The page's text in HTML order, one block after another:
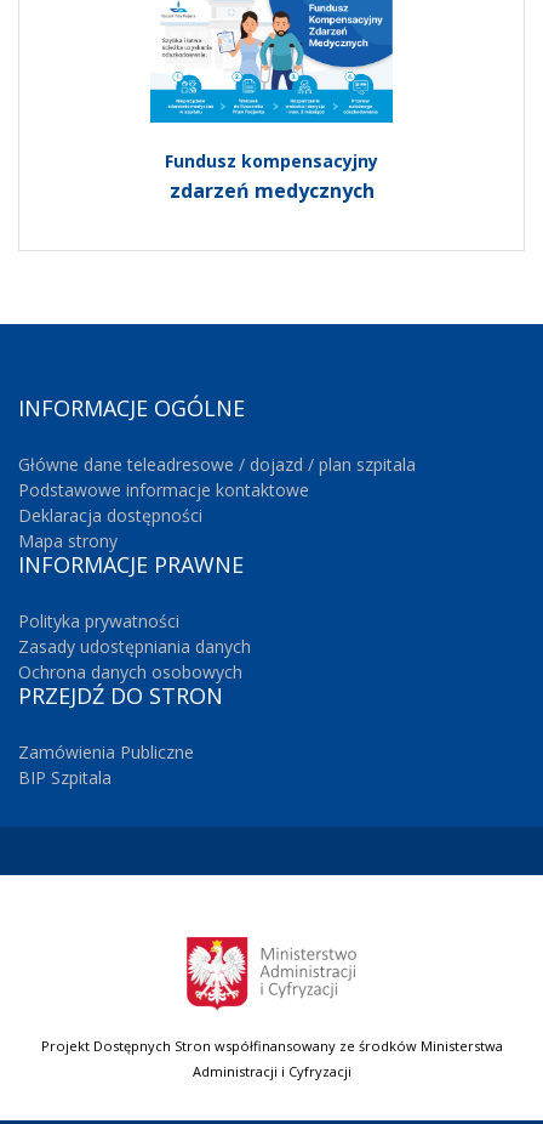
Fundusz kompensacyjny
zdarzeń medycznych
INFORMACJE OGÓLNE
Główne dane teleadresowe / dojazd / plan szpitala
Podstawowe informacje kontaktowe
Deklaracja dostępności
Mapa strony
INFORMACJE PRAWNE
Polityka prywatności
Zasady udostępniania danych
Ochrona danych osobowych
PRZEJDŹ DO STRON
Zamówienia Publiczne
BIP Szpitala
Projekt Dostępnych Stron współfinansowany ze środków Ministerstwa
Administracji i Cyfryzacji